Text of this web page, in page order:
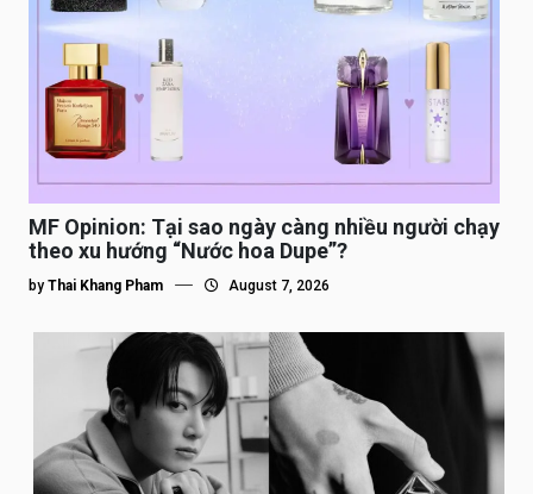
MF Opinion: Tại sao ngày càng nhiều người chạy
theo xu hướng “Nước hoa Dupe”?
by Thai Khang Pham August 7, 2026